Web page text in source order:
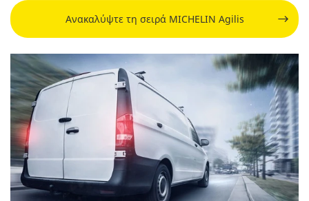
Ανακαλύψτε τη σειρά MICHELIN Agilis